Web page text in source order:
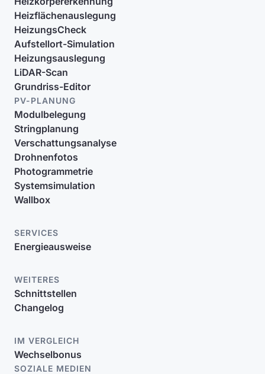
Heizflächenauslegung
HeizungsCheck
Aufstellort-Simulation
Heizungsauslegung
LiDAR-Scan
Grundriss-Editor
PV-PLANUNG
Modulbelegung
Stringplanung
Verschattungsanalyse
Drohnenfotos
Photogrammetrie
Systemsimulation
Wallbox
SERVICES
Energieausweise
WEITERES
Schnittstellen
Changelog
IM VERGLEICH
Wechselbonus
SOZIALE MEDIEN